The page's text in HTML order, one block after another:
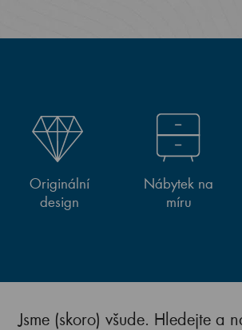
Originální
design
Nábytek na
míru
Jsme (skoro) všude. Hledejte a